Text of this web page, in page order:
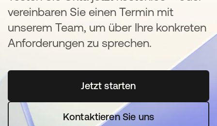
vereinbaren Sie einen Termin mit
unserem Team, um über Ihre konkreten
Anforderungen zu sprechen.
Jetzt startenwird in einer neuen
Kontaktieren Sie uns